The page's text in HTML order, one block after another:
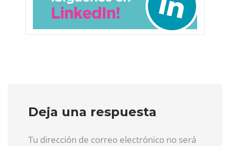
Deja una respuesta
Tu dirección de correo electrónico no será